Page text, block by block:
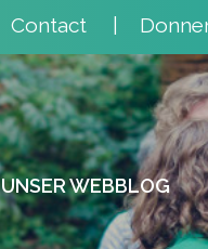
Contact
UNSER WEBBLOG